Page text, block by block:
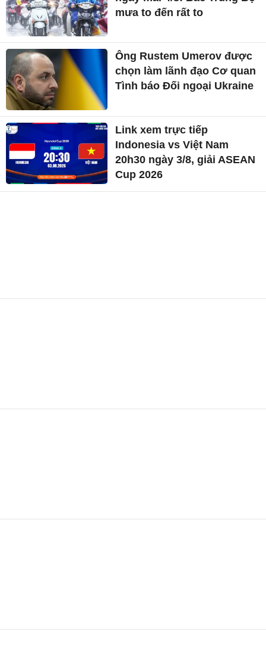
mưa to đến rất to
Ông Rustem Umerov được
chọn làm lãnh đạo Cơ quan
Tình báo Đối ngoại Ukraine
Link xem trực tiếp
Indonesia vs Việt Nam
20h30 ngày 3/8, giải ASEAN
Cup 2026